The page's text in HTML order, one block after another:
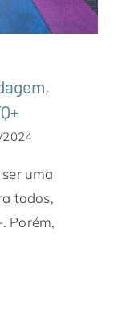
2024
uma
todos,
Porém,